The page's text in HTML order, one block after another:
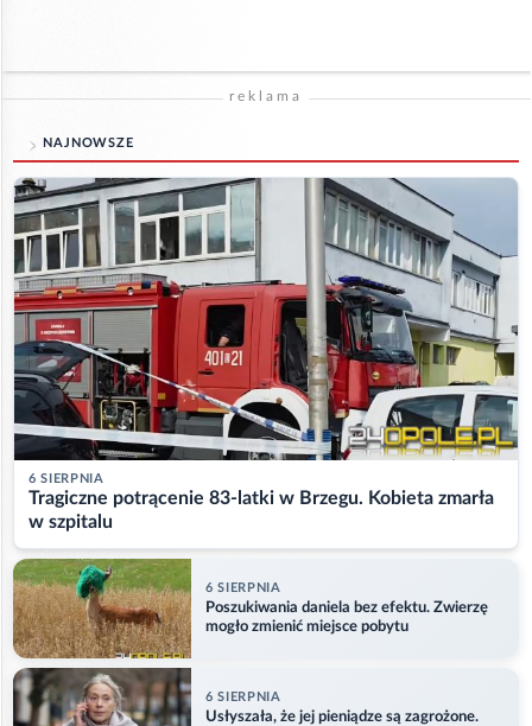
reklama
NAJNOWSZE
6 SIERPNIA
Tragiczne potrącenie 83-latki w Brzegu. Kobieta zmarła
w szpitalu
6 SIERPNIA
Poszukiwania daniela bez efektu. Zwierzę
mogło zmienić miejsce pobytu
6 SIERPNIA
Usłyszała, że jej pieniądze są zagrożone.